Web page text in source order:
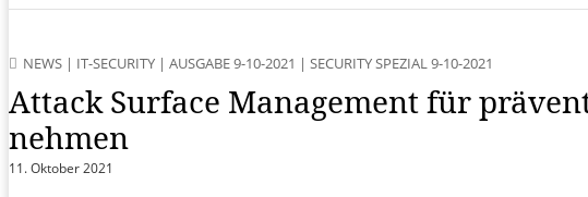
NEWS | IT-SECURITY | AUSGABE 9-10-2021 | SECURITY SPEZIAL 9-10-2021
Attack Surface Management für
nehmen
11. Oktober 2021